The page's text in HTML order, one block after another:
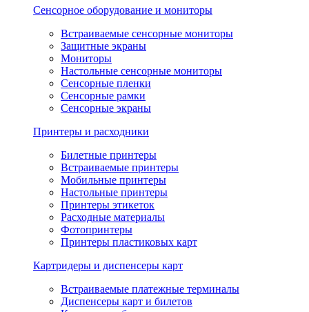
Сенсорное оборудование и мониторы
Встраиваемые сенсорные мониторы
Защитные экраны
Мониторы
Настольные сенсорные мониторы
Сенсорные пленки
Сенсорные рамки
Сенсорные экраны
Принтеры и расходники
Билетные принтеры
Встраиваемые принтеры
Мобильные принтеры
Настольные принтеры
Принтеры этикеток
Расходные материалы
Фотопринтеры
Принтеры пластиковых карт
Картридеры и диспенсеры карт
Встраиваемые платежные терминалы
Диспенсеры карт и билетов